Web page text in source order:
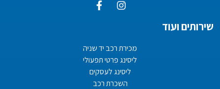
שירותים ועוד
מכירת רכב יד שניה
ליסינג פרטי תפעולי
ליסינג לעסקים
השכרת רכב